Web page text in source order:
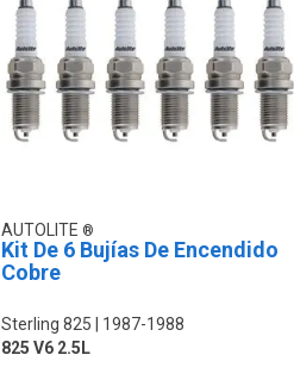
AUTOLITE
Kit De 6 Bujías De Encendido
Cobre
Sterling 825
1987-1988
825 V6 2.5L